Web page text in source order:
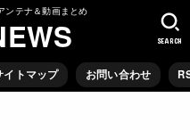
ンテナ＆動画まとめ
イトマップ お問い合わせ
SEARCH